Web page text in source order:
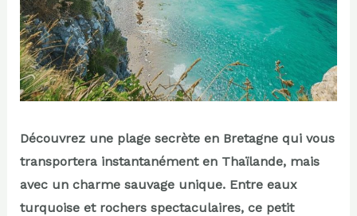
Découvrez une plage secrète en Bretagne qui vous
transportera instantanément en Thaïlande, mais
avec un charme sauvage unique. Entre eaux
turquoise et rochers spectaculaires, ce petit